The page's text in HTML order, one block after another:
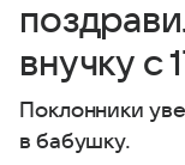
внучку с
Поклонники
в бабушку.